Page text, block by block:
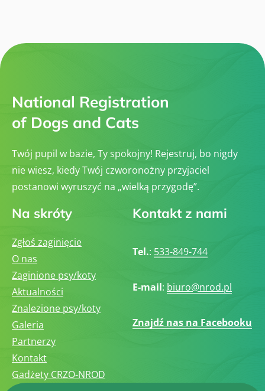
National Registration
of Dogs and Cats
Twój pupil w bazie, Ty spokojny! Rejestruj, bo nigdy
nie wiesz, kiedy Twój czworonożny przyjaciel
postanowi wyruszyć na „wielką przygodę”.
Na skróty
Zgłoś zaginięcie
O nas
Zaginione psy/koty
Aktualności
Znalezione psy/koty
Galeria
Partnerzy
Kontakt
Gadżety CRZO-NROD
Kontakt z nami
Tel.: 533-849-744
E-mail: biuro@nrod.pl
Znajdź nas na Facebooku